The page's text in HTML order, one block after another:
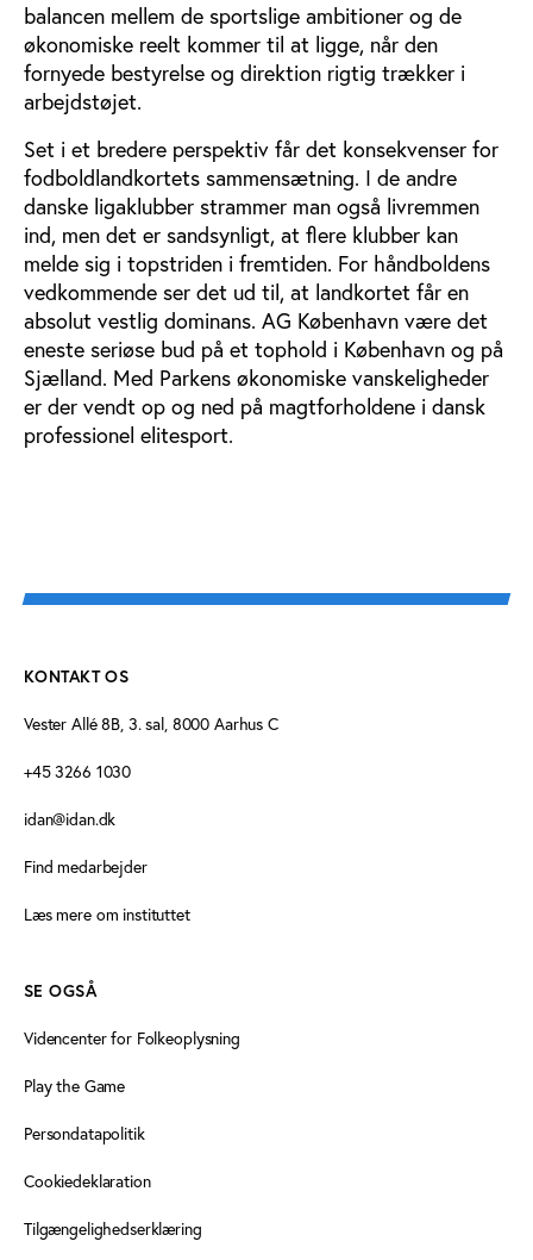
balancen mellem de sportslige ambitioner og de
økonomiske reelt kommer til at ligge, når den
fornyede bestyrelse og direktion rigtig trækker i
arbejdstøjet.
Set i et bredere perspektiv får det konsekvenser for
fodboldlandkortets sammensætning. I de andre
danske ligaklubber strammer man også livremmen
ind, men det er sandsynligt, at flere klubber kan
melde sig i topstriden i fremtiden. For håndboldens
vedkommende ser det ud til, at landkortet får en
absolut vestlig dominans. AG København være det
eneste seriøse bud på et tophold i København og på
Sjælland. Med Parkens økonomiske vanskeligheder
er der vendt op og ned på magtforholdene i dansk
professionel elitesport.
KONTAKT OS
Vester Allé 8B, 3. sal, 8000 Aarhus C
+45 3266 1030
idan@idan.dk
Find medarbejder
Læs mere om instituttet
SE OGSÅ
Videncenter for Folkeoplysning
Play the Game
Persondatapolitik
Cookiedeklaration
Tilgængelighedserklæring